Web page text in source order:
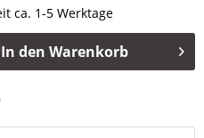
ca. 1-5 Werktage
In den Warenkorb